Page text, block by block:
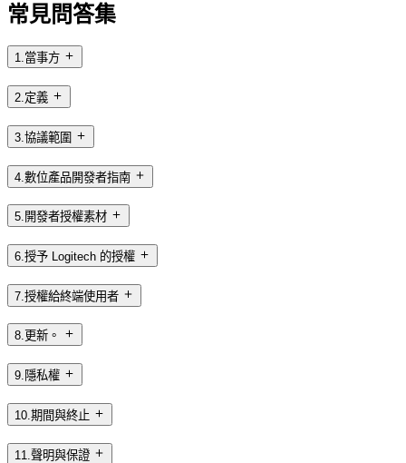
常見問答集
1.當事方
2.定義
3.協議範圍
4.數位產品開發者指南
5.開發者授權素材
6.授予 Logitech 的授權
7.授權給終端使用者
8.更新。
9.隱私權
10.期間與終止
11.聲明與保證